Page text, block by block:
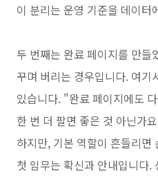
이 분리는 운영 기준을 데이터
두 번째는 완료 페이지를 만들
꾸며 버리는 경우입니다. 여기
있습니다. "완료 페이지에도
한 번 더 팔면 좋은 것 아닌가
하지만, 기본 역할이 흔들리면
첫 임무는 확신과 안내입니다.